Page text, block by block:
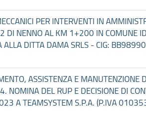
PER INTERVENTI IN
DI NENNO AL KM 1+200 IN COMUNE
ALLA DITTA DAMA SRLS - CIG:
ASSISTENZA E MANUTENZIONE
DEL RUP E DECISIONE DI
A TEAMSYSTEM S.P.A. (P.IVA